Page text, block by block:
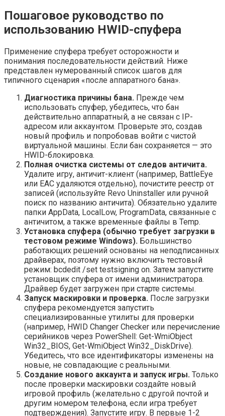
Пошаговое руководство по
использованию HWID-спуфера
Применение спуфера требует осторожности и
понимания последовательности действий. Ниже
представлен нумерованный список шагов для
типичного сценария «после аппаратного бана».
Диагностика причины бана. Прежде чем
использовать спуфер, убедитесь, что бан
действительно аппаратный, а не связан с IP-
адресом или аккаунтом. Проверьте это, создав
новый профиль и попробовав войти с чистой
виртуальной машины. Если бан сохраняется — это
HWID-блокировка.
Полная очистка системы от следов античита.
Удалите игру, античит-клиент (например, BattleEye
или EAC удаляются отдельно), почистите реестр от
записей (используйте Revo Uninstaller или ручной
поиск по названию античита). Обязательно удалите
папки AppData, LocalLow, ProgramData, связанные с
античитом, а также временные файлы в Temp.
Установка спуфера (обычно требует загрузки в
тестовом режиме Windows). Большинство
работающих решений основаны на неподписанных
драйверах, поэтому нужно включить тестовый
режим: bcdedit /set testsigning on. Затем запустите
установщик спуфера от имени администратора.
Драйвер будет загружен при старте системы.
Запуск маскировки и проверка. После загрузки
спуфера рекомендуется запустить
специализированные утилиты для проверки
(например, HWID Changer Checker или перечисление
серийников через PowerShell: Get-WmiObject
Win32_BIOS, Get-WmiObject Win32_DiskDrive).
Убедитесь, что все идентификаторы изменены на
новые, не совпадающие с реальными.
Создание нового аккаунта и запуск игры. Только
после проверки маскировки создайте новый
игровой профиль (желательно с другой почтой и
другим номером телефона, если игра требует
подтверждения). Запустите игру. В первые 1-2